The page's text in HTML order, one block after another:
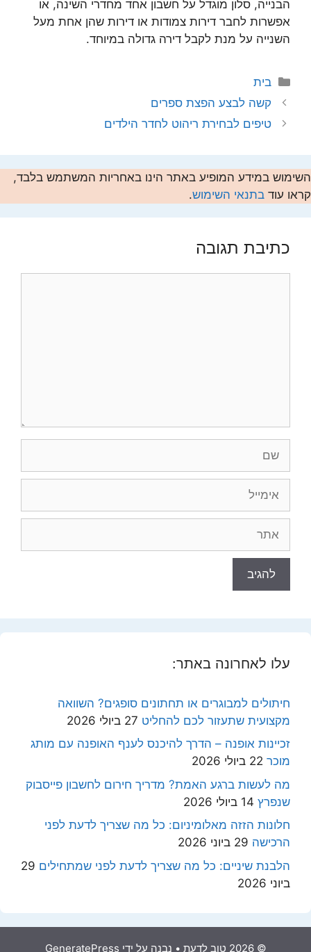
הבנייה, סלון מוגדל על חשבון אחד מחדרי השינה, או
אפשרות לחבר דירות צמודות או דירות שהן אחת מעל
השנייה על מנת לקבל דירה גדולה במיוחד.
קטגוריות
בית
קשה לבצע הפצת ספרים
טיפים לבחירת ריהוט לחדר הילדים
השימוש במידע המופיע באתר הינו באחריות המשתמש בלבד,
קראו עוד בתנאי השימוש.
כתיבת תגובה
עלו לאחרונה באתר:
חיתולים למבוגרים או תחתונים סופגים? השוואה
מקצועית שתעזור לכם להחליט 27 ביולי 2026
זכיינות אופנה – הדרך להיכנס לענף האופנה עם מותג
מוכר 22 ביולי 2026
מה לעשות ברגע האמת? מדריך חירום לחשבון פייסבוק
שנפרץ 14 ביולי 2026
חלונות הזזה מאלומיניום: כל מה שצריך לדעת לפני
הרכישה 29 ביוני 2026
הלבנת שיניים: כל מה שצריך לדעת לפני שמתחילים 29
ביוני 2026
© 2026 טוב לדעת • נבנה על ידי GeneratePress